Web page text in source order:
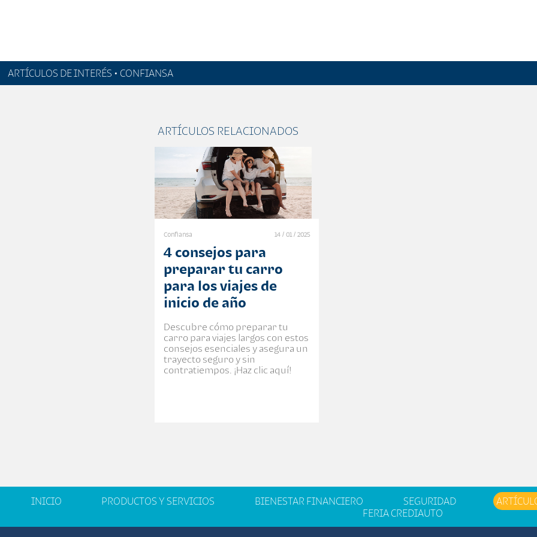
ARTÍCULOS DE INTERÉS • CONFIANSA
ARTÍCULOS RELACIONADOS
Confiansa 14 / 01 / 2025
4 consejos para
preparar tu carro
para los viajes de
inicio de año
Descubre cómo preparar tu
carro para viajes largos con estos
consejos esenciales y asegura un
trayecto seguro y sin
contratiempos. ¡Haz clic aquí!
INICIO PRODUCTOS Y SERVICIOS BIENESTAR FINANCIERO SEGURIDAD
FERIA CREDIAUTO